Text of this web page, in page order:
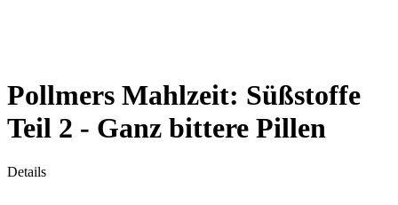
Pollmers Mahlzeit: Süßstoffe
Teil 2 - Ganz bittere Pillen
Details